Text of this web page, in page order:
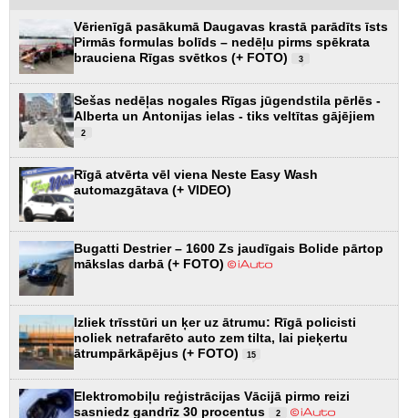
Vērienīgā pasākumā Daugavas krastā parādīts īsts
Pirmās formulas bolīds – nedēļu pirms spēkrata
brauciena Rīgas svētkos (+ FOTO)
3
Sešas nedēļas nogales Rīgas jūgendstila pērlēs -
Alberta un Antonijas ielas - tiks veltītas gājējiem
2
Rīgā atvērta vēl viena Neste Easy Wash
automazgātava (+ VIDEO)
Bugatti Destrier – 1600 Zs jaudīgais Bolide pārtop
mākslas darbā (+ FOTO)
Izliek trīsstūri un ķer uz ātrumu: Rīgā policisti
noliek netrafarēto auto zem tilta, lai pieķertu
ātrumpārkāpējus (+ FOTO)
15
Elektromobiļu reģistrācijas Vācijā pirmo reizi
sasniedz gandrīz 30 procentus
2